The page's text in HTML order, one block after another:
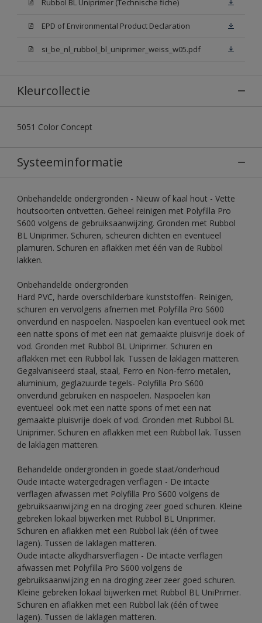
Rubbol BL Uniprimer (Technische fiche)
EPD of Environmental Product Declaration
si_be_nl_rubbol_bl_uniprimer_weiss_w05.pdf
Kleurcollectie
5051 Color Concept
Systeeminformatie
Onbehandelde ondergronden - Nieuw of kaal hout - Vette
houtsoorten ontvetten. Geheel reinigen met Polyfilla Pro
S600 volgens de gebruiksaanwijzing. Gronden met Rubbol
BL Uniprimer. Schuren, scheuren dichten en eventueel
plamuren. Schuren en aflakken met één van de Rubbol
lakken.
Onbehandelde ondergronden
Hard PVC, harde overschilderbare kunststoffen- Reinigen,
schuren en vervolgens afnemen met Polyfilla Pro S600
onverdund en naspoelen. Naspoelen kan eventueel ook met
een natte spons of met een nat gemaakte pluisvrije doek of
vod. Gronden met Rubbol BL Uniprimer. Schuren en
aflakken met een Rubbol lak. Tussen de laklagen matteren.
Gegalvaniseerd staal, staal, Ferro en Non-ferro metalen,
aluminium, geglazuurde tegels- Polyfilla Pro S600
onverdund gebruiken en naspoelen. Naspoelen kan
eventueel ook met een natte spons of met een nat
gemaakte pluisvrije doek of vod. Gronden met Rubbol BL
Uniprimer. Schuren en aflakken met een Rubbol lak. Tussen
de laklagen matteren.
Behandelde ondergronden in goede staat/onderhoud
Oude intacte watergedragen verflagen - De intacte
verflagen afwassen met Polyfilla Pro S600 volgens de
gebruiksaanwijzing en na droging zeer goed schuren. Kleine
gebreken lokaal bijwerken met Rubbol BL Uniprimer.
Schuren en aflakken met een Rubbol lak (één of twee
lagen). Tussen de laklagen matteren.
Oude intacte alkydharsverflagen - De intacte verflagen
afwassen met Polyfilla Pro S600 volgens de
gebruiksaanwijzing en na droging zeer zeer goed schuren.
Kleine gebreken lokaal bijwerken met Rubbol BL UniPrimer.
Schuren en aflakken met een Rubbol lak (één of twee
lagen). Tussen de laklagen matteren.